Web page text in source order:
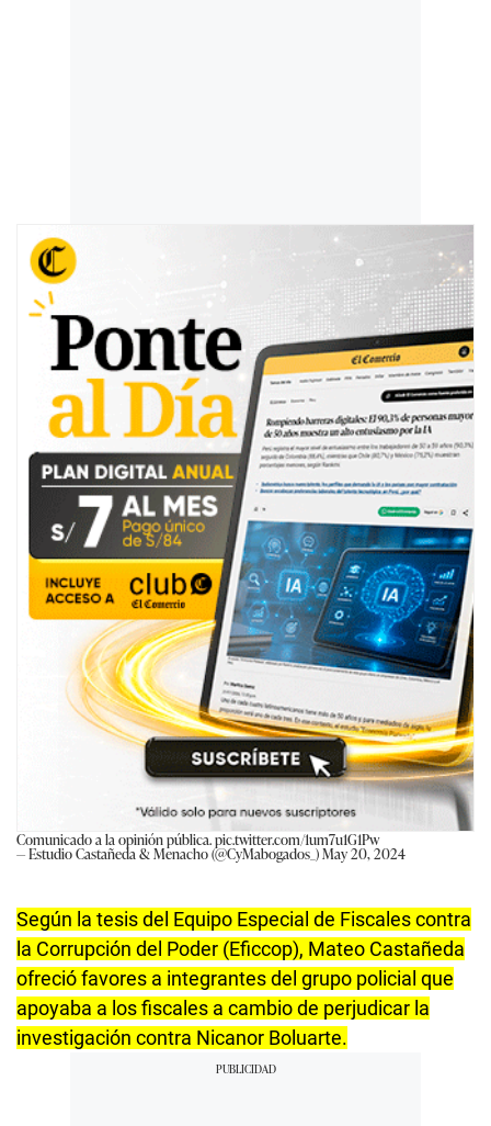
Comunicado a la opinión pública.pic.twitter.com/1um7u1G1Pw
— Estudio Castañeda & Menacho (@CyMabogados_)May 20, 2024
Según la tesis del Equipo Especial de Fiscales contra
la Corrupción del Poder (Eficcop), Mateo Castañeda
ofreció favores a integrantes del grupo policial que
apoyaba a los fiscales a cambio de perjudicar la
investigación contra Nicanor Boluarte.